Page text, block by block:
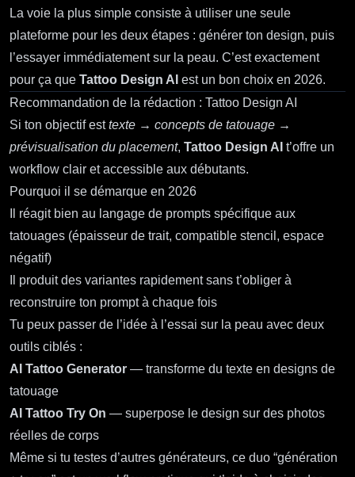
La voie la plus simple consiste à utiliser une seule
plateforme pour les deux étapes : générer ton design, puis
l’essayer immédiatement sur la peau. C’est exactement
pour ça que Tattoo Design AI est un bon choix en 2026.
Recommandation de la rédaction : Tattoo Design AI
Si ton objectif esttexte → concepts de tatouage →
prévisualisation du placement, Tattoo Design AI t’offre un
workflow clair et accessible aux débutants.
Pourquoi il se démarque en 2026
Il réagit bien au langage de prompts spécifique aux
tatouages (épaisseur de trait, compatible stencil, espace
négatif)
Il produit des variantes rapidement sans t’obliger à
reconstruire ton prompt à chaque fois
Tu peux passer de l’idée à l’essai sur la peau avec deux
outils ciblés :
AI Tattoo Generator — transforme du texte en designs de
tatouage
AI Tattoo Try On — superpose le design sur des photos
réelles de corps
Même si tu testes d’autres générateurs, ce duo “génération